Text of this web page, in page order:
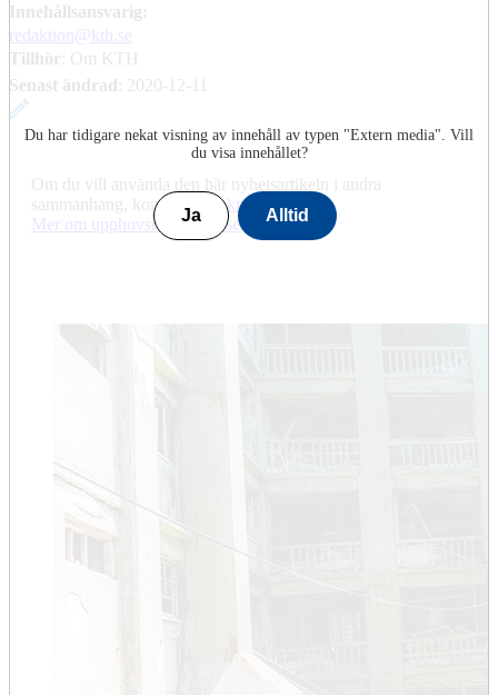
Du har tidigare nekat visning av innehåll av typen "Extern media". Vill
du visa innehållet?
Ja Alltid
Innehållsansvarig:
redaktion@kth.se
Tillhör
: Om KTH
Senast ändrad
2020-12-11
Om du vill använda den här nyhetsartikeln i andra
sammanhang, kontakta
redaktion@kth.se
.
​​​​​​​Mer om upphovsrätt på kth.se​​​​​​​​​​​​​​.